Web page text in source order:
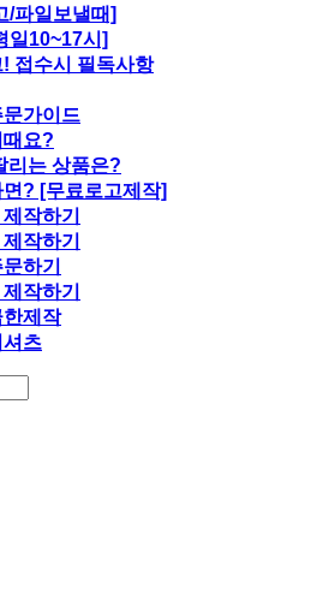
/파일보낼때]
일10~17시]
접수시 필독사항
가이드
때요?
리는 상품은?
? [무료로고제작]
작하기
작하기
하기
작하기
제작
셔츠